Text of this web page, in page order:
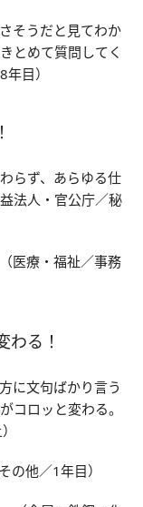
そうだと見てわか
とめて質問してく
目）
らず、あらゆる仕
法人・官公庁／秘
医療・福祉／事務
わる！
に文句ばかり言う
コロッと変わる。
の他／1年目）